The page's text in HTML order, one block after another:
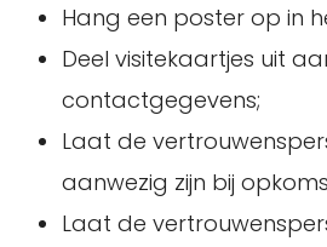
Hang een poster op in
Deel visitekaartjes uit
contactgegevens;
Laat de
aanwezig zijn bij
Laat de